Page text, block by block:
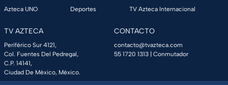
Azteca UNO
Deportes
TV Azteca Internacional
TV AZTECA
Periférico Sur 4121,
Col. Fuentes Del Pedregal,
C.P. 14141,
Ciudad De México, México.
CONTACTO
contacto@tvazteca.com
55 1720 1313 | Conmutador